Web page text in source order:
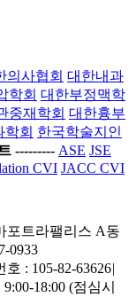
의사협회 대한내과
학회 대한부정맥학
중재학회 대한흉부
회 한국학술지인
--------- ASE JSE
CVI JACC CVI
포트라팰리스 A동
0933
: 105-82-63626|
18:00 (점심시